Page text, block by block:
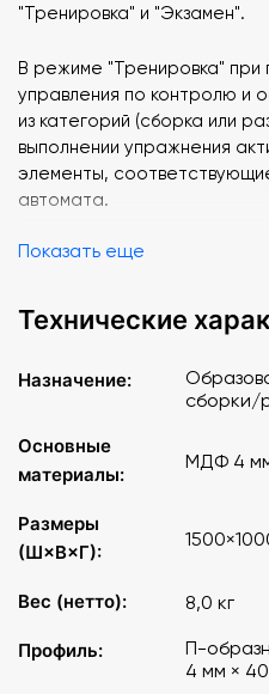
"Тренировка" и "Экзамен".
В режиме "Тренировка"
управления по контролю и
из категорий (сборка или
выполнении упражнения
элементы,
автомата.
В режим "Экзамен" при
(сборка или разборка), и
начинает отсчет времени.
управления активируется
соответствующий
разборки автомата. При
разборки автомата
"ошибка",
окончании
фиксируется затраченное
Комплектация
Стенд-тренажер
Элемент управления
Показать еще
Технические
Назначение:
сборки/
Основные
материалы:
МДФ 4
Размеры
(Ш×В×Г):
Вес (нетто): 8,0 кг
Профиль:
П-
4 мм ×